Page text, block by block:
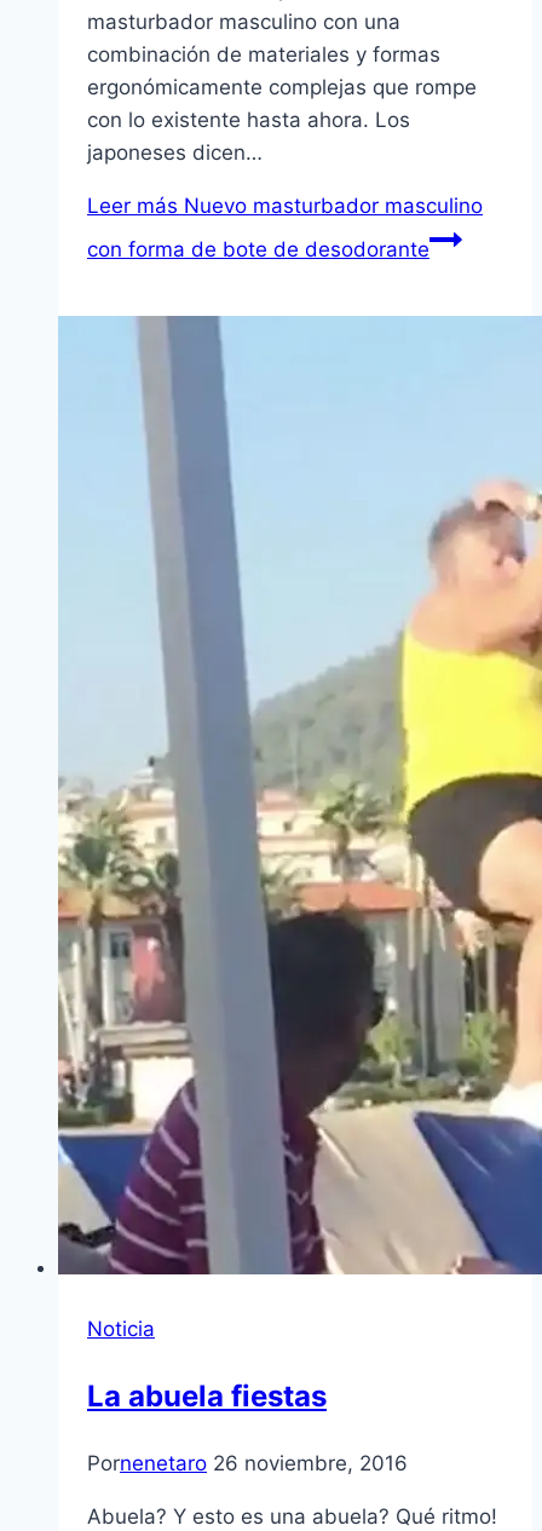
masturbador masculino con una
combinación de materiales y formas
ergonómicamente complejas que rompe
con lo existente hasta ahora. Los
japoneses dicen…
Leer más Nuevo masturbador masculino
con forma de bote de desodorante
Noticia
La abuela fiestas
Pornenetaro 26 noviembre, 2016
Abuela? Y esto es una abuela? Qué ritmo!